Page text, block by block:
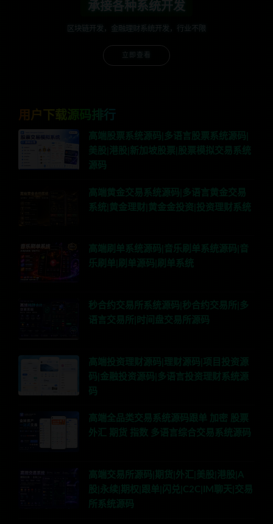
承接各种系统开发
区块链开发，金融理财系统开发，行业不限
立即查看
用户下载源码排行
高端股票系统源码|多语言股票系统源码|
美股|港股|新加坡股票|股票模拟交易系统
源码
高端黄金交易系统源码|多语言黄金交易
系统|黄金理财|黄金金投资|投资理财系统
高端刷单系统源码|音乐刷单系统源码|音
乐刷单|刷单源码|刷单系统
秒合约交易所系统源码|秒合约交易所|多
语言交易所|时间盘交易所源码
高端投资理财源码|理财源码|项目投资源
码|金融投资源码|多语言投资理财系统源
码
高端全品类交易系统源码跟单 加密 股票
外汇 期货 指数 多语言综合交易系统源码
高端交易所源码|期货|外汇|美股|港股|A
股|永续|期权|跟单|闪兑|C2C|IM聊天|交易
所系统源码